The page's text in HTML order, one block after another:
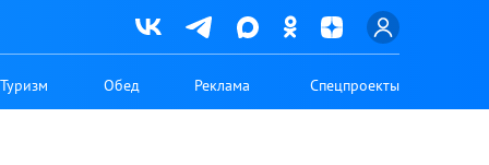
Туризм Обед Реклама Спецпроекты